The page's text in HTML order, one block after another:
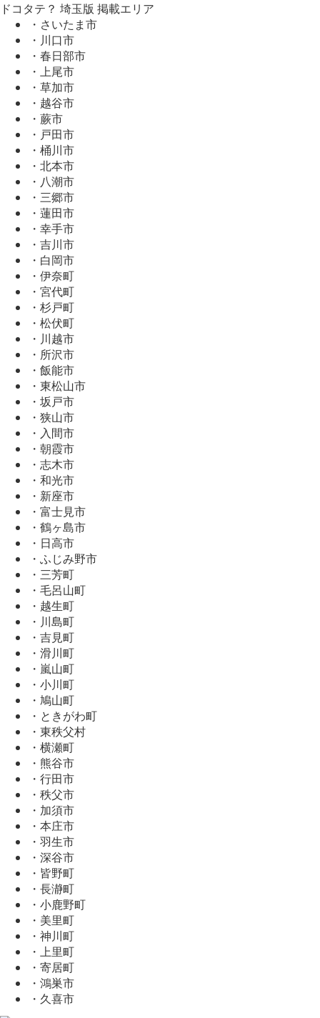
ドコタテ？ 埼玉版 掲載エリア
・さいたま市
・川口市
・春日部市
・上尾市
・草加市
・越谷市
・蕨市
・戸田市
・桶川市
・北本市
・八潮市
・三郷市
・蓮田市
・幸手市
・吉川市
・白岡市
・伊奈町
・宮代町
・杉戸町
・松伏町
・川越市
・所沢市
・飯能市
・東松山市
・坂戸市
・狭山市
・入間市
・朝霞市
・志木市
・和光市
・新座市
・富士見市
・鶴ヶ島市
・日高市
・ふじみ野市
・三芳町
・毛呂山町
・越生町
・川島町
・吉見町
・滑川町
・嵐山町
・小川町
・鳩山町
・ときがわ町
・東秩父村
・横瀬町
・熊谷市
・行田市
・秩父市
・加須市
・本庄市
・羽生市
・深谷市
・皆野町
・長瀞町
・小鹿野町
・美里町
・神川町
・上里町
・寄居町
・鴻巣市
・久喜市